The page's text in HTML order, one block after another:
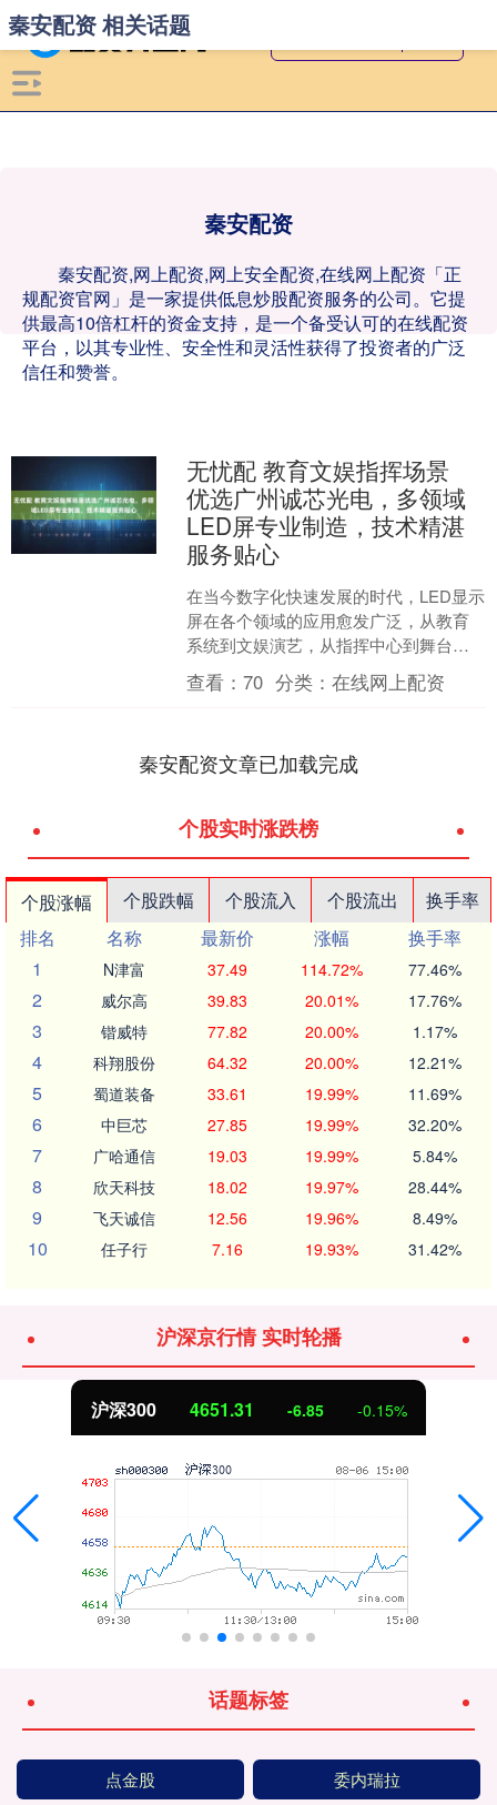
秦安配资
秦安配资,网上配资,网上安全配资,在线网上配资「正
规配资官网」是一家提供低息炒股配资服务的公司。它提
供最高10倍杠杆的资金支持，是一个备受认可的在线配资
平台，以其专业性、安全性和灵活性获得了投资者的广泛
信任和赞誉。
秦安配资 相关话题
无忧配 教育文娱指挥场景
优选广州诚芯光电，多领域
LED屏专业制造，技术精湛
服务贴心
在当今数字化快速发展的时代，LED显示
屏在各个领域的应用愈发广泛，从教育
系统到文娱演艺，从指挥中心到舞台背
景，再到公路交通，LED显示屏都发挥着
至关重要的作用。....
查看：70 分类：在线网上配资
秦安配资文章已加载完成
个股实时涨跌榜
个股涨幅 个股跌幅 个股流入 个股流出
换手率
排名
名称 最新价 涨幅
换手率
1
N津富 37.49 114.72% 77.46%
2 威尔高 39.83 20.01% 17.76%
3 锴威特 77.82 20.00% 1.17%
4 科翔股份 64.32 20.00% 12.21%
5 蜀道装备 33.61 19.99% 11.69%
6 中巨芯 27.85 19.99% 32.20%
7 广哈通信 19.03 19.99% 5.84%
8 欣天科技 18.02 19.97% 28.44%
9 飞天诚信 12.56 19.96% 8.49%
10 任子行 7.16 19.93% 31.42%
沪深京行情 实时轮播
沪深300 4651.31 -6.85 -0.15%
话题标签
点金股 委内瑞拉